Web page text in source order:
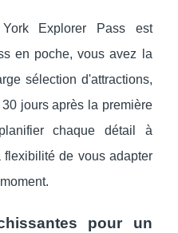
Explorer Pass est
en poche, vous avez la
sélection d'attractions,
jours après la première
chaque détail à
flexibilité de vous adapter
pour un